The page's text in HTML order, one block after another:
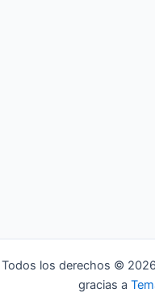
Todos los derechos ©
gracias a